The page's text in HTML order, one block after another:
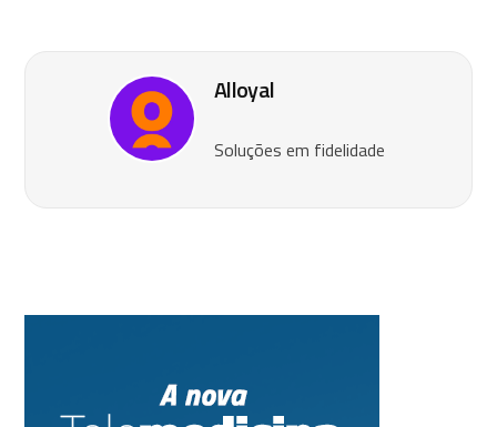
Alloyal
Soluções em fidelidade